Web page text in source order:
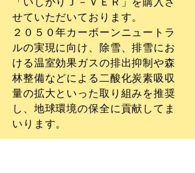
せていただいております。
２０５０年カーボーンニュートラ
ルの実現に向け、除雪、排雪にお
ける温室効果ガスの排出抑制や森
林整備などによる二酸化炭素吸収
量の拡大といった取り組みを推奨
し、地球環境の保全に貢献してま
いります。